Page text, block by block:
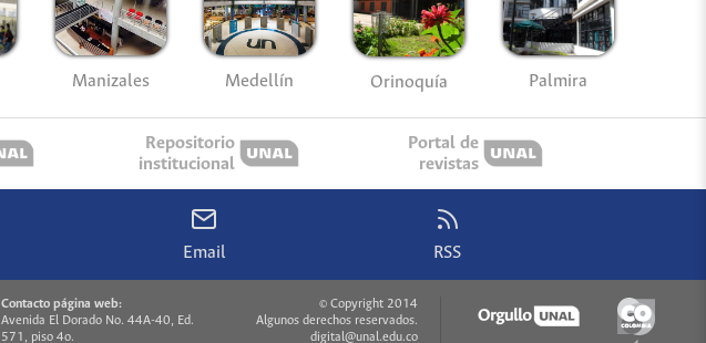
Manizales Medellín Orinoquía Palmira
Repositorio
institucional
Portal de
revistas
Email RSS
Contacto página web:
Avenida El Dorado No. 44A-40, Ed.
571, piso 4o.
© Copyright 2014
Algunos derechos reservados.
digital@unal.edu.co